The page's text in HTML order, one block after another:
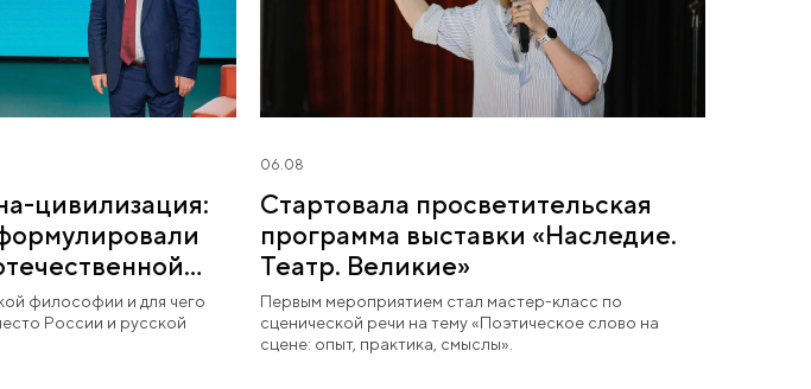
цивилизация:
философии и для чего
России и русской
06.08
Стартовала просветительская
программа выставки «Наследие.
Театр. Великие»
Первым мероприятием стал мастер-класс по
сценической речи на тему «Поэтическое слово на
сцене: опыт, практика, смыслы».